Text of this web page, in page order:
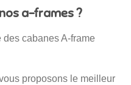
a-frames ?
cabanes A-frame
proposons le meilleur